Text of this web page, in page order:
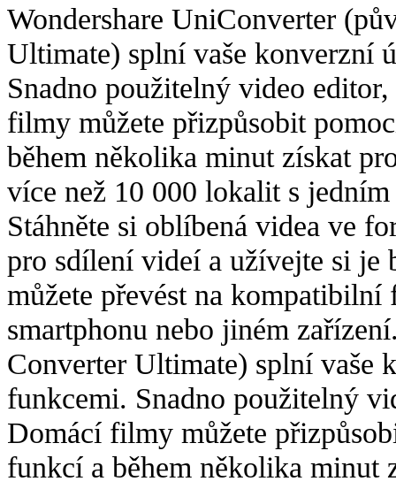
Wondershare UniConverter
Ultimate) splní vaše konverzní
Snadno použitelný video
filmy můžete přizpůsobit
během několika minut získat
více než 10 000 lokalit s
Stáhněte si oblíbená videa ve
pro sdílení videí a užívejte si je
můžete převést na
smartphonu nebo jiném
Converter Ultimate) splní vaše
funkcemi. Snadno použitelný
Domácí filmy můžete
funkcí a během několika minut